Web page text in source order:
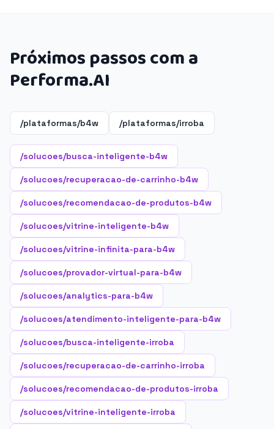
Próximos passos com a
Performa.AI
/plataformas/b4w /plataformas/irroba
/solucoes/busca-inteligente-b4w
/solucoes/recuperacao-de-carrinho-b4w
/solucoes/recomendacao-de-produtos-b4w
/solucoes/vitrine-inteligente-b4w
/solucoes/vitrine-infinita-para-b4w
/solucoes/provador-virtual-para-b4w
/solucoes/analytics-para-b4w
/solucoes/atendimento-inteligente-para-b4w
/solucoes/busca-inteligente-irroba
/solucoes/recuperacao-de-carrinho-irroba
/solucoes/recomendacao-de-produtos-irroba
/solucoes/vitrine-inteligente-irroba